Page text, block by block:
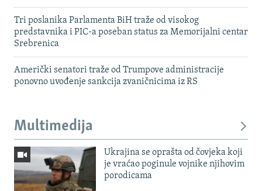
Tri poslanika Parlamenta BiH traže od visokog
predstavnika i PIC-a poseban status za Memorijalni centar
Srebrenica
Američki senatori traže od Trumpove administracije
ponovno uvođenje sankcija zvaničnicima iz RS
Multimedija
Ukrajina se oprašta od čovjeka koji
je vraćao poginule vojnike njihovim
porodicama